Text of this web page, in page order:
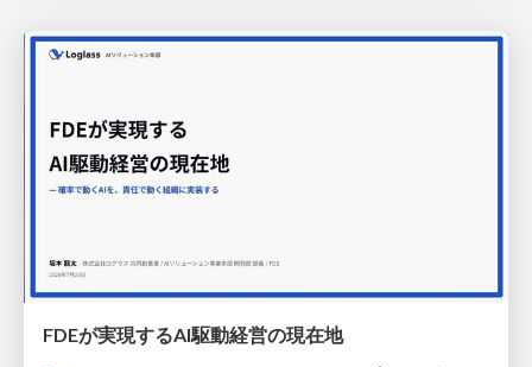
FDEが実現するAI駆動経営の現在地